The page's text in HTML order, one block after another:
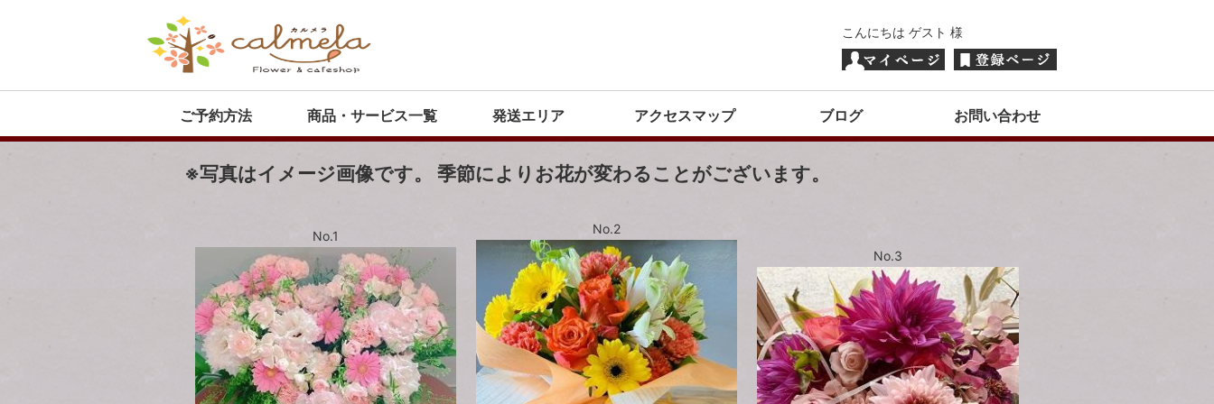
こんにちは ゲスト 様
ご予約方法 商品・サービス一覧 発送エリア アクセスマップ ブログ お問い合わせ
※写真はイメージ画像です。 季節によりお花が変わることがございます。
No.1
No.2
No.3